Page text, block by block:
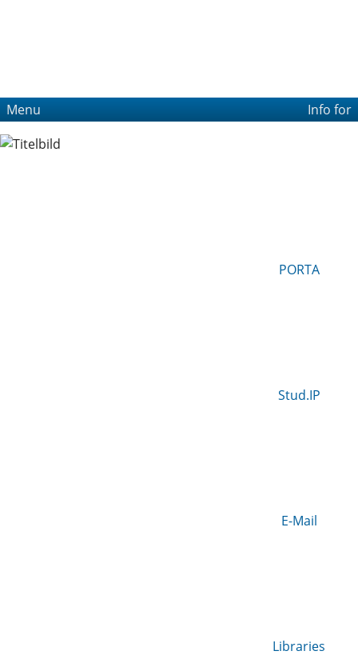
Menu Info for
PORTA
Stud.IP
E-Mail
Libraries